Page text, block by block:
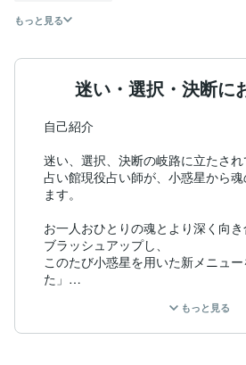
もっと見る
迷い・選択・決断に
自己紹介
迷い、選択、決断の岐路に立たさ
占い館現役占い師が、小惑星から
ます。
お一人おひとりの魂とより深く向
ブラッシュアップし、
このたび小惑星を用いた新メニュ
た」
なぜか同じ悩みを繰り返してしまう。
恋愛や人間関係、仕事の流れがど
もっと見る